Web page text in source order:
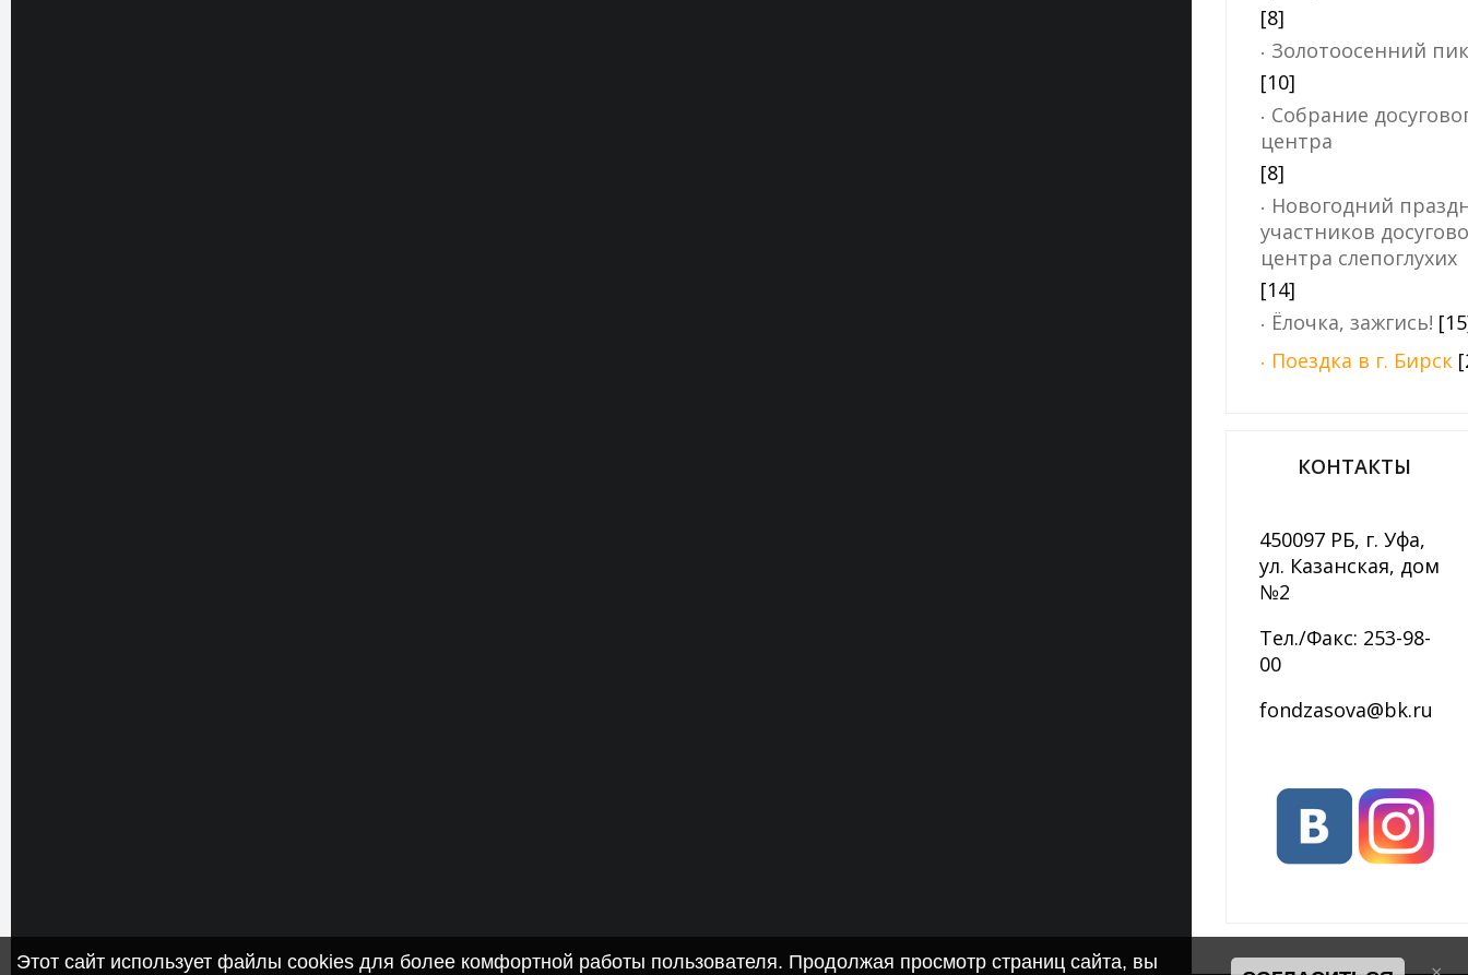
[8]
Золотоосенний
[10]
Собрание
центра
[8]
Новогодний
участников
центра слепоглухих
[14]
Ёлочка, зажгись!
Поездка в г. Бирск
КОНТАКТЫ
450097 РБ, г. Уфа,
ул. Казанская, дом
№2
Тел./Факс: 253-98-
00
fondzasova@bk.ru
Этот сайт использует файлы cookies для более комфортной работы пользователя. Продолжая просмотр страниц сайта, вы